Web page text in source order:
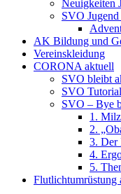
Neuigkeiten
SVO
AK Bildung und
Vereinskleidung
CORONA aktuell
SVO bleibt
SVO
SVO – Bye
1.
2.
3. Der
4.
5.
Flutlichtumrüstung